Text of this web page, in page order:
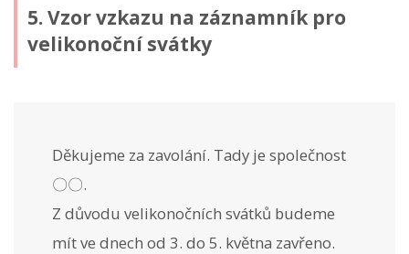
5. Vzor vzkazu na záznamník pro
velikonoční svátky
Děkujeme za zavolání. Tady je společnost
〇〇.
Z důvodu velikonočních svátků budeme
mít ve dnech od 3. do 5. května zavřeno.